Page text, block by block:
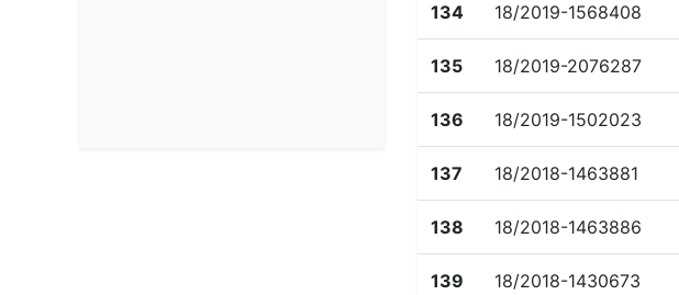
134 18/2019-1568408
135 18/2019-2076287
136 18/2019-1502023
137 18/2018-1463881
138 18/2018-1463886
139 18/2018-1430673